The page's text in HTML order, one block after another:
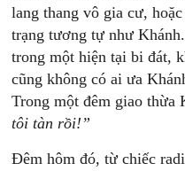
lang thang vô gia cư,
trạng tương tự như
trong một hiện tại bi đát,
cũng không có ai ưa
Trong một đêm giao thừa
tôi tàn rồi!”
Đêm hôm đó, từ chiếc